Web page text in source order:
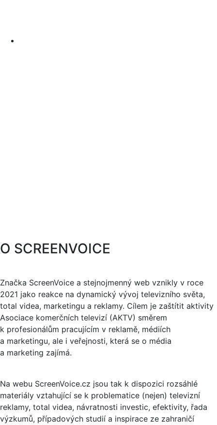
O SCREENVOICE
Značka ScreenVoice a stejnojmenný web vznikly v roce
2021 jako reakce na dynamický vývoj televizního světa,
total videa, marketingu a reklamy. Cílem je zaštítit aktivity
Asociace komerčních televizí (AKTV) směrem
k profesionálům pracujícím v reklamě, médiích
a marketingu, ale i veřejnosti, která se o média
a marketing zajímá.
Na webu ScreenVoice.cz jsou tak k dispozici rozsáhlé
materiály vztahující se k problematice (nejen) televizní
reklamy, total videa, návratnosti investic, efektivity, řada
výzkumů, případových studií a inspirace ze zahraničí